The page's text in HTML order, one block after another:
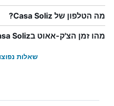
מה הטלפון של Casa Soliz?
מהו זמן הצ'ק-אאוט בCasa Soliz?
שאלות